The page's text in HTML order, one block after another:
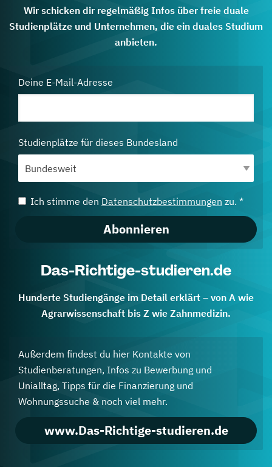
Wir schicken dir regelmäßig Infos über freie duale
Studienplätze und Unternehmen, die ein duales Studium
anbieten.
Deine E-Mail-Adresse
Studienplätze für dieses Bundesland
Ich stimme den Datenschutzbestimmungen zu. *
Abonnieren
Das-Richtige-studieren.de
Hunderte Studiengänge im Detail erklärt – von A wie
Agrarwissenschaft bis Z wie Zahnmedizin.
Außerdem findest du hier Kontakte von
Studienberatungen, Infos zu Bewerbung und
Unialltag, Tipps für die Finanzierung und
Wohnungssuche & noch viel mehr.
www.Das-Richtige-studieren.de